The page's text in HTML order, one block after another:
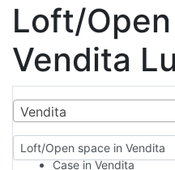
Loft/
Vendita
Vendita
Loft/Open space in Vendita
Case in Vendita